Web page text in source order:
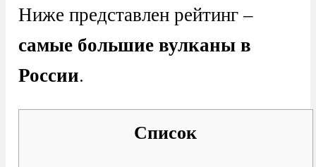
Ниже представлен рейтинг –
самые большие вулканы в
России.
Список